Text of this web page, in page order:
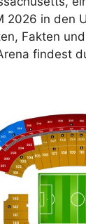
2026 in den
Fakten
findest